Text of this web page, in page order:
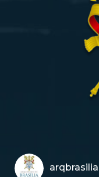
arqbrasilia